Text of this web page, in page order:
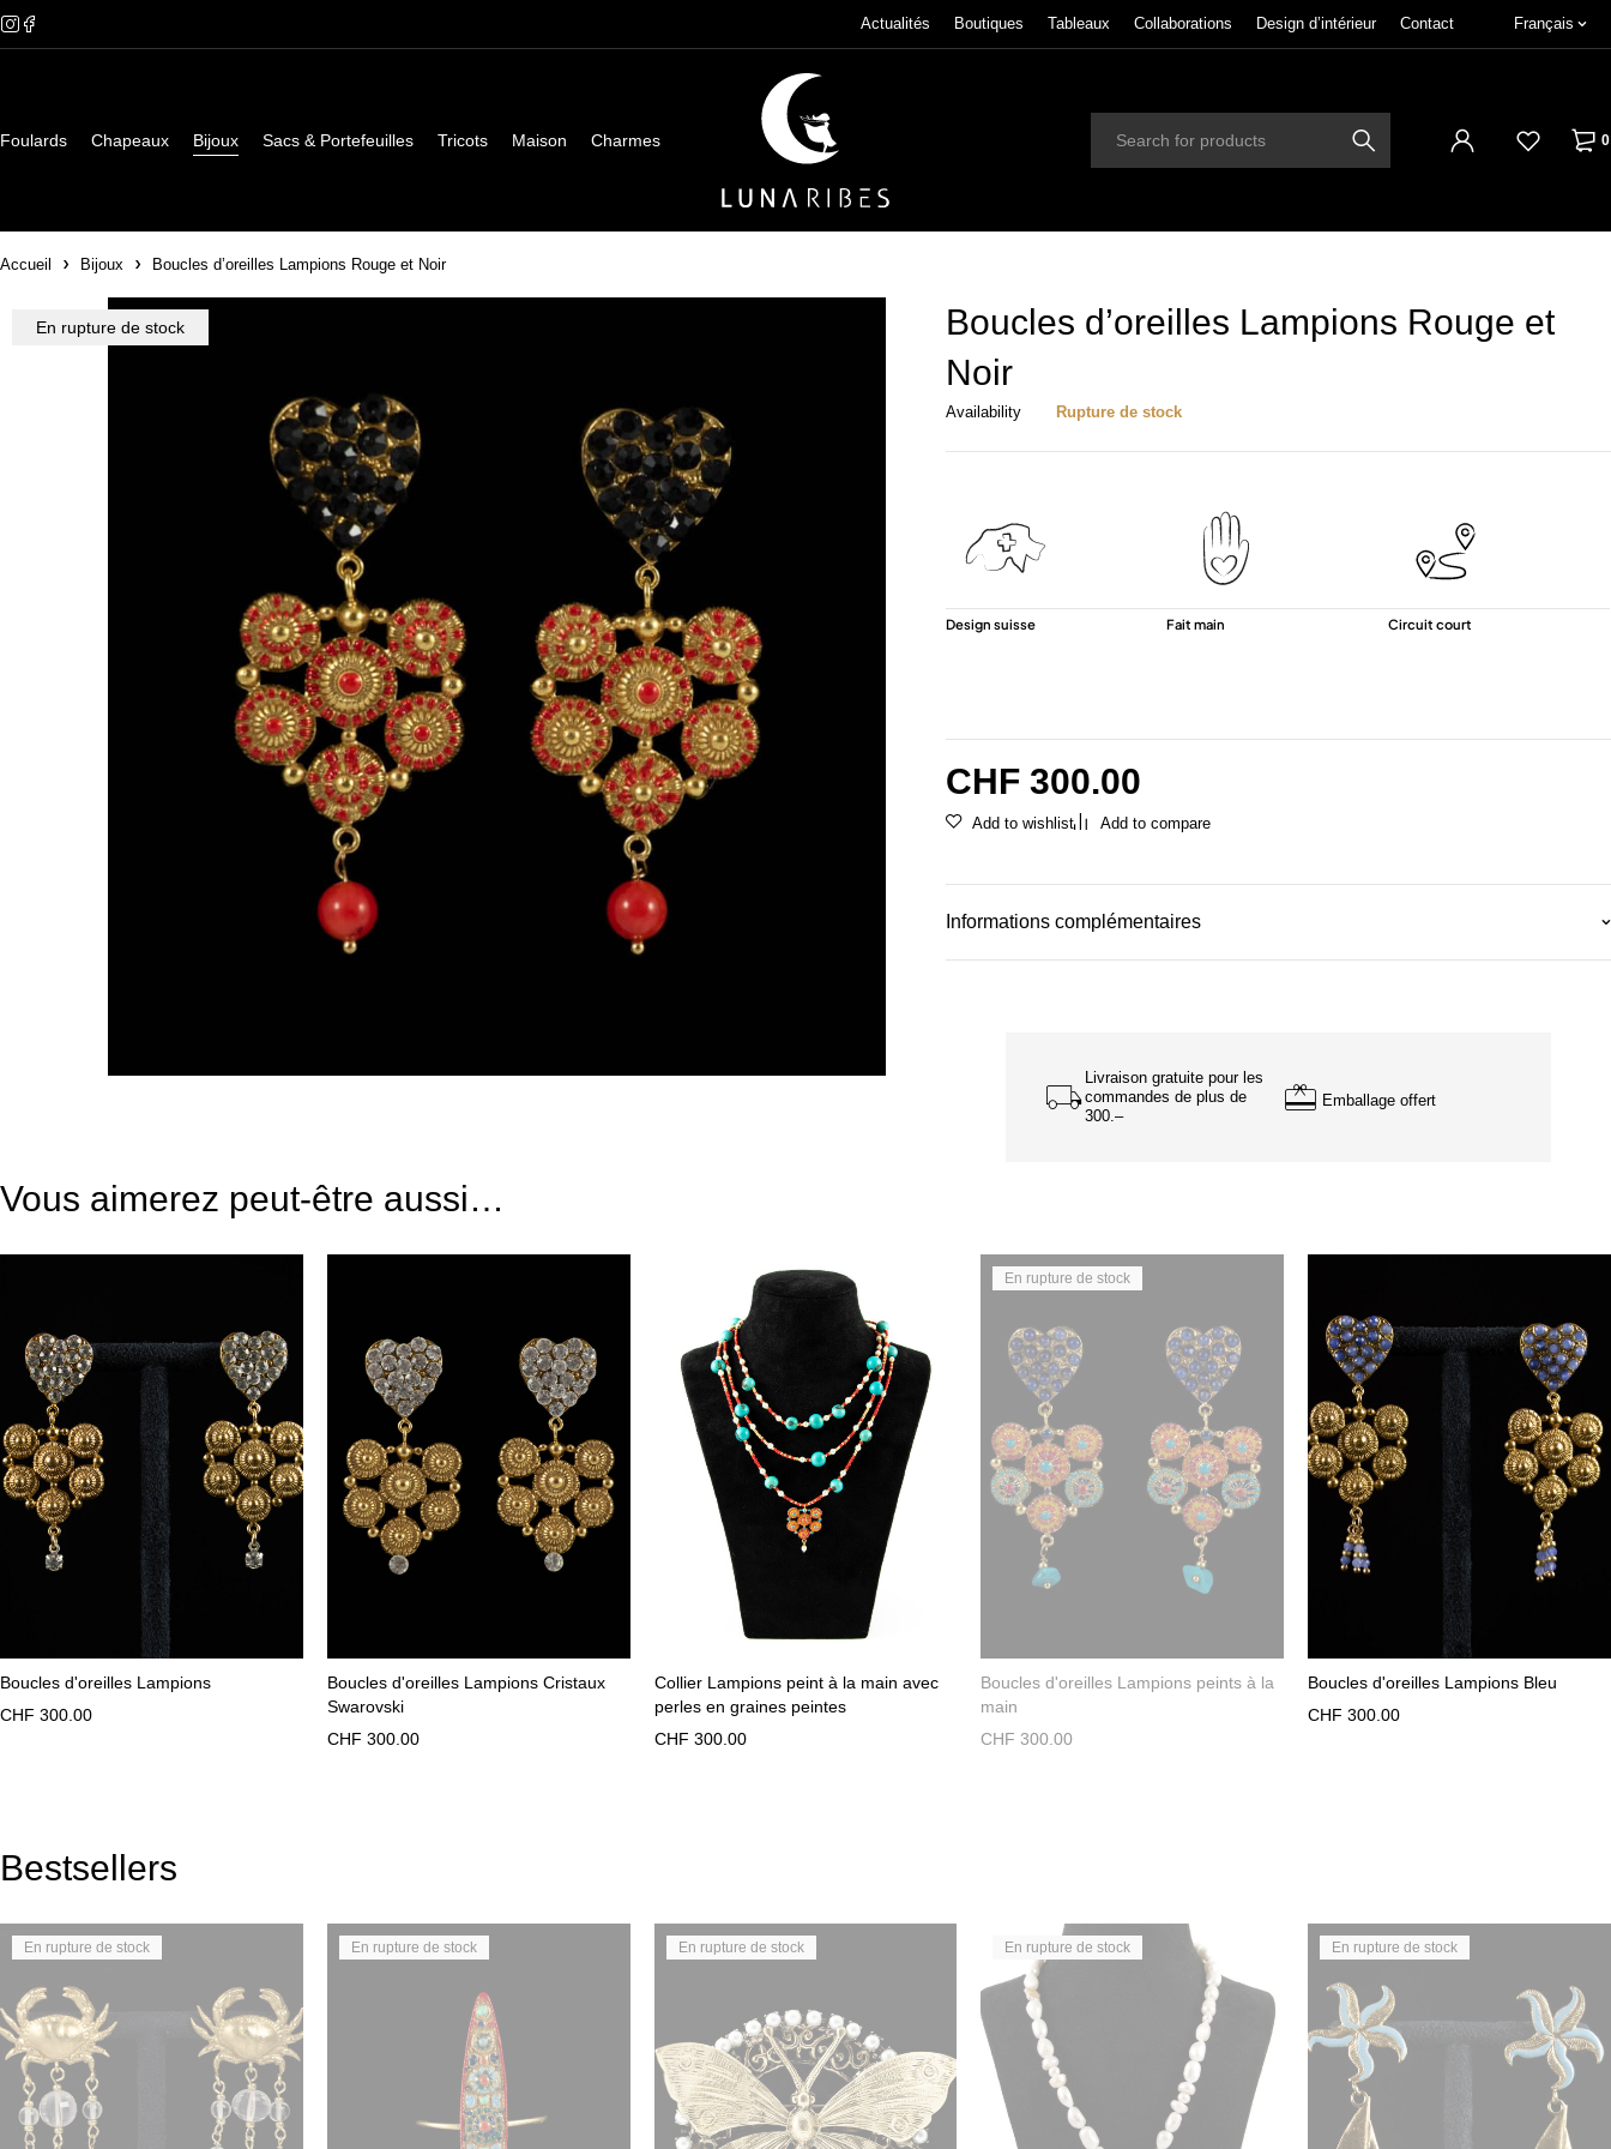
Actualités Boutiques Tableaux Collaborations Design d’intérieur Contact Français
Foulards Chapeaux Bijoux Sacs & Portefeuilles Tricots Maison Charmes 0
Accueil Bijoux Boucles d’oreilles Lampions Rouge et Noir
En rupture de stock
Boucles d’oreilles Lampions Rouge et
Noir
Availability Rupture de stock
Design suisse Fait main Circuit court
CHF 300.00
Informations complémentaires
Livraison gratuite pour les
commandes de plus de
300.–
Emballage offert
Vous aimerez peut-être aussi…
Boucles d'oreilles Lampions
CHF 300.00
Boucles d'oreilles Lampions Cristaux
Swarovski
CHF 300.00
Collier Lampions peint à la main avec
perles en graines peintes
CHF 300.00
En rupture de stock
Boucles d'oreilles Lampions peints à la
main
CHF 300.00
Boucles d'oreilles Lampions Bleu
CHF 300.00
Bestsellers
En rupture de stock En rupture de stock En rupture de stock En rupture de stock En rupture de stock